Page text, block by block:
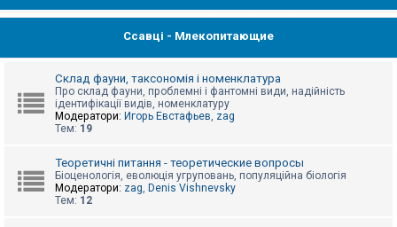
т
р
а
Ссавці - Млекопитающие
Склад фауни, таксономія і номенклатура
Про склад фауни, проблемні і фантомні види, надійність
ідентифікації видів, номенклатуру
Модератори: Игорь Евстафьев, zag
Тем: 19
Теоретичні питання - теоретические вопросы
Біоценологія, еволюція угруповань, популяційна біологія
Модератори: zag, Denis Vishnevsky
Тем: 12